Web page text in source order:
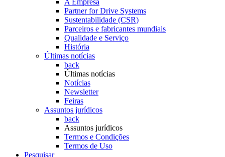
A Empresa
Partner for Drive Systems
Sustentabilidade (CSR)
Parceiros e fabricantes mundiais
Qualidade e Serviço
História
Últimas notícias
back
Últimas notícias
Notícias
Newsletter
Feiras
Assuntos jurídicos
back
Assuntos jurídicos
Termos e Condições
Termos de Uso
Pesquisar